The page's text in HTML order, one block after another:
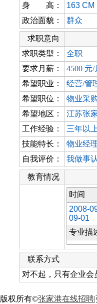
身 高：
163 CM
政治面貌：
群众
求职意向
求职类型：
全职
要求月薪：
4500 元/
希望职业：
经营/管
希望职位：
物业采
希望地区：
江苏张
工作经验：
三年以上
技能特长：
物业经
自我评价：
我做事
教育情况
时间
2008-
09-01
专业描
联系方式
对不起，只有企业
版权所有©张家港在线招聘